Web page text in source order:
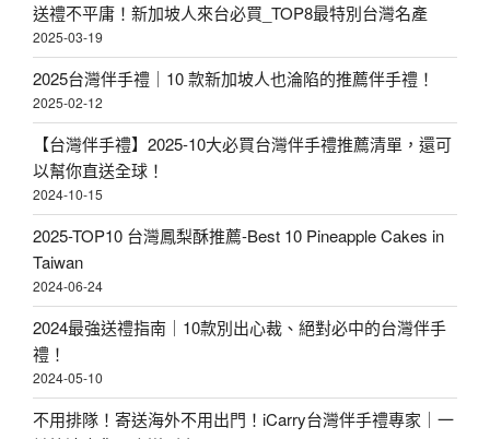
送禮不平庸！新加坡人來台必買_TOP8最特別台灣名產
2025-03-19
2025台灣伴手禮｜10 款新加坡人也淪陷的推薦伴手禮！
2025-02-12
【台灣伴手禮】2025-10大必買台灣伴手禮推薦清單，還可
以幫你直送全球！
2024-10-15
2025-TOP10 台灣鳳梨酥推薦-Best 10 Pineapple Cakes in
Taiwan
2024-06-24
2024最強送禮指南｜10款別出心裁、絕對必中的台灣伴手
禮！
2024-05-10
不用排隊！寄送海外不用出門！iCarry台灣伴手禮專家｜一